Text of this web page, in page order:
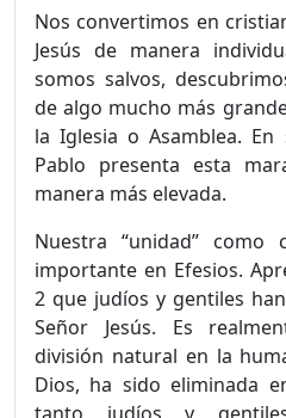
Nos convertimos en
Jesús de manera
somos salvos,
de algo mucho más
la Iglesia o Asamblea.
Pablo presenta esta
manera más elevada.
Nuestra “unidad” como
importante en Efesios.
2 que judíos y gentiles
Señor Jesús. Es
división natural en la
Dios, ha sido eliminada